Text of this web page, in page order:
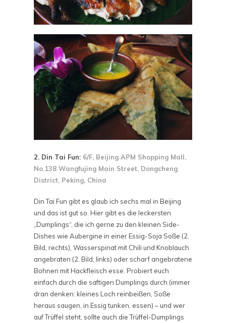
2. Din Tai Fun: 6/F, Beijing APM Shopping Mall,
No.138 Wangfujing Main Street, Dongcheng
District, Peking, China
Din Tai Fun gibt es glaub ich sechs mal in Beijing
und das ist gut so. Hier gibt es die leckersten
„Dumplings“, die ich gerne zu den kleinen Side-
Dishes wie Aubergine in einer Essig-Soja Soße (2.
Bild, rechts), Wasserspinat mit Chili und Knoblauch
angebraten (2. Bild, links) oder scharf angebratene
Bohnen mit Hackfleisch esse. Probiert euch
einfach durch die saftigen Dumplings durch (immer
dran denken: kleines Loch reinbeißen, Soße
heraus saugen, in Essig tunken, essen) – und wer
auf Trüffel steht, sollte auch die Trüffel-Dumplings